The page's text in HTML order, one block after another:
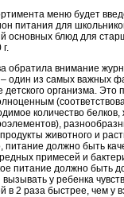
меню будет
питания для
основных блюд для
обратила внимание
один из самых важных
организма. Это
количество белков,
животного и
питание должно быть
примесей и
питание должно быть
у ребенка
в 2 раза быстрее, чем у